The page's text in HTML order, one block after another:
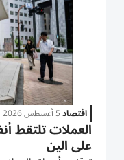
اقتصاد5 أغسطس 2026
العملات تلتقط
على الين